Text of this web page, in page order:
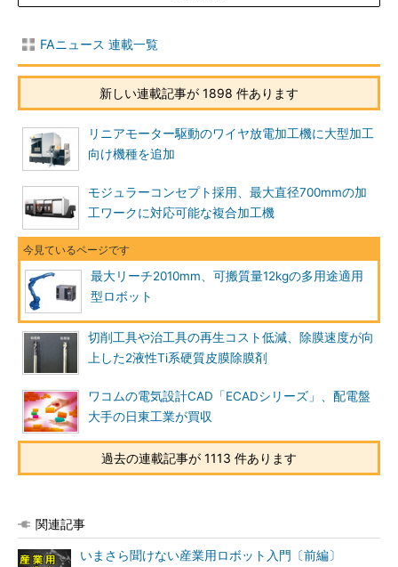
FAニュース 連載一覧
新しい連載記事が 1898 件あります
リニアモーター駆動のワイヤ放電加工機に大型加工
向け機種を追加
モジュラーコンセプト採用、最大直径700mmの加
工ワークに対応可能な複合加工機
最大リーチ2010mm、可搬質量12kgの多用途適用
型ロボット
切削工具や治工具の再生コスト低減、除膜速度が向
上した2液性Ti系硬質皮膜除膜剤
ワコムの電気設計CAD「ECADシリーズ」、配電盤
大手の日東工業が買収
過去の連載記事が 1113 件あります
関連記事
いまさら聞けない産業用ロボット入門〔前編〕